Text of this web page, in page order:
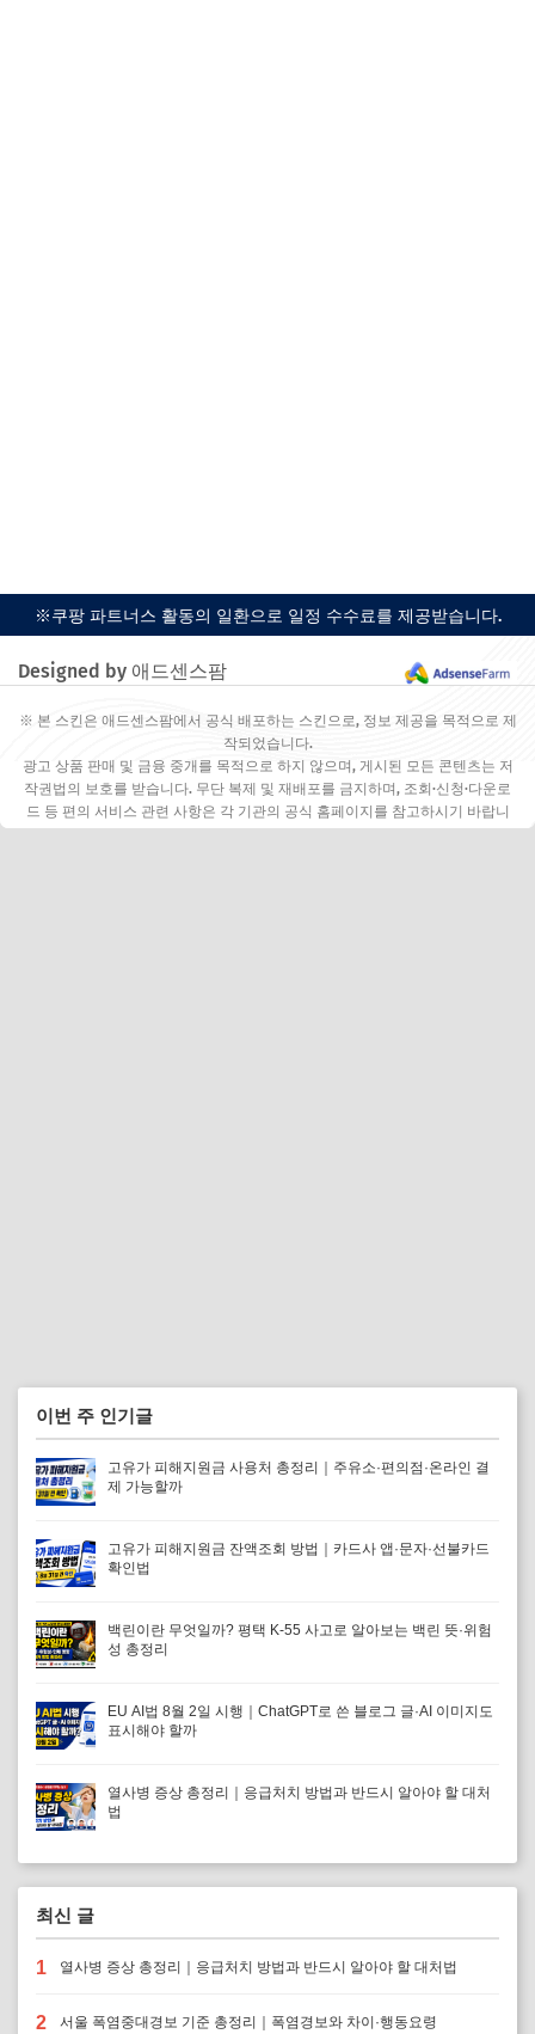
※쿠팡 파트너스 활동의 일환으로 일정 수수료를 제공받습니다.
Designed by 애드센스팜
※ 본 스킨은 애드센스팜에서 공식 배포하는 스킨으로, 정보 제공을 목적으로 제
작되었습니다.
광고 상품 판매 및 금융 중개를 목적으로 하지 않으며, 게시된 모든 콘텐츠는 저
작권법의 보호를 받습니다. 무단 복제 및 재배포를 금지하며, 조회·신청·다운로
드 등 편의 서비스 관련 사항은 각 기관의 공식 홈페이지를 참고하시기 바랍니
이번 주 인기글
고유가 피해지원금 사용처 총정리｜주유소·편의점·온라인 결
제 가능할까
고유가 피해지원금 잔액조회 방법｜카드사 앱·문자·선불카드
확인법
백린이란 무엇일까? 평택 K-55 사고로 알아보는 백린 뜻·위험
성 총정리
EU AI법 8월 2일 시행｜ChatGPT로 쓴 블로그 글·AI 이미지도
표시해야 할까
열사병 증상 총정리｜응급처치 방법과 반드시 알아야 할 대처
법
최신 글
1 열사병 증상 총정리｜응급처치 방법과 반드시 알아야 할 대처법
2 서울 폭염중대경보 기준 총정리｜폭염경보와 차이·행동요령